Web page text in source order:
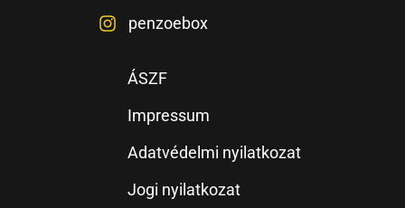
penzoebox
ÁSZF
Impressum
Adatvédelmi nyilatkozat
Jogi nyilatkozat